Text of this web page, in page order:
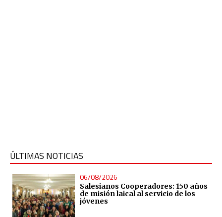
ÚLTIMAS NOTICIAS
06/08/2026
Salesianos Cooperadores: 150 años
de misión laical al servicio de los
jóvenes